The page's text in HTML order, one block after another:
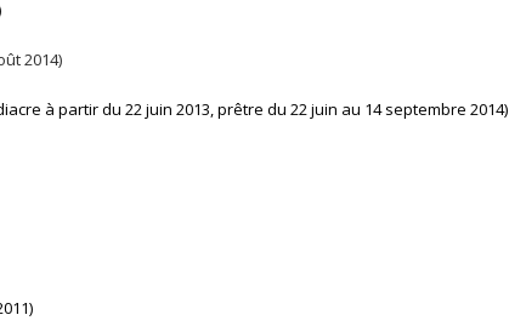
2014)
à partir du 22 juin 2013, prêtre du 22 juin au 14 septembre 2014)